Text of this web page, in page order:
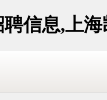
聘信息,上